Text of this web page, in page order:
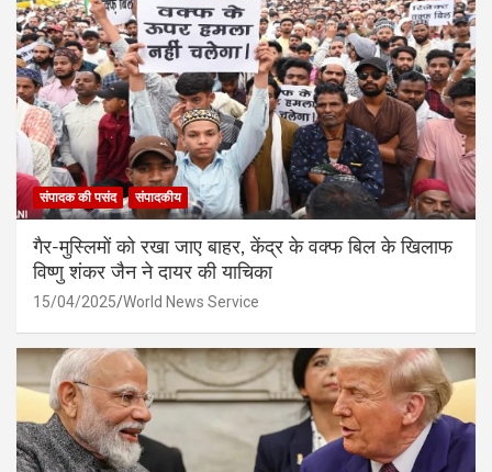
संपादक की पसंद संपादकीय
गैर-मुस्लिमों को रखा जाए बाहर, केंद्र के वक्फ बिल के खिलाफ
विष्णु शंकर जैन ने दायर की याचिका
15/04/2025 World News Service